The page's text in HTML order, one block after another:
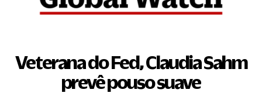
Veterana do Fed, Claudia Sahm
prevê pouso suave